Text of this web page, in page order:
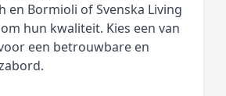
en Bormioli of Svenska Living
hun kwaliteit. Kies een van
een betrouwbare en